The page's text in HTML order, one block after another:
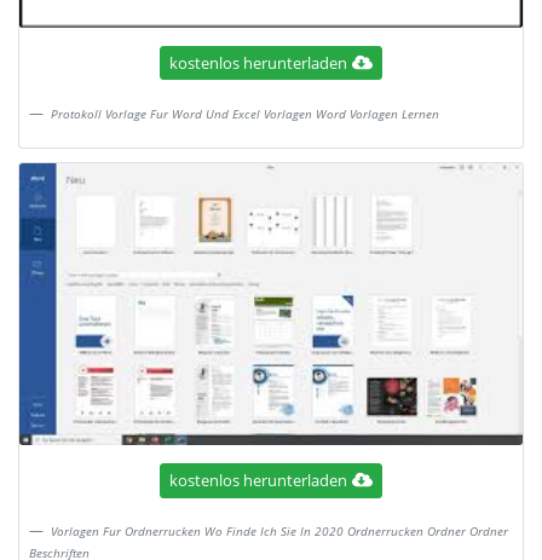
kostenlos herunterladen
Protokoll Vorlage Fur Word Und Excel Vorlagen Word Vorlagen Lernen
kostenlos herunterladen
Vorlagen Fur Ordnerrucken Wo Finde Ich Sie In 2020 Ordnerrucken Ordner Ordner
Beschriften